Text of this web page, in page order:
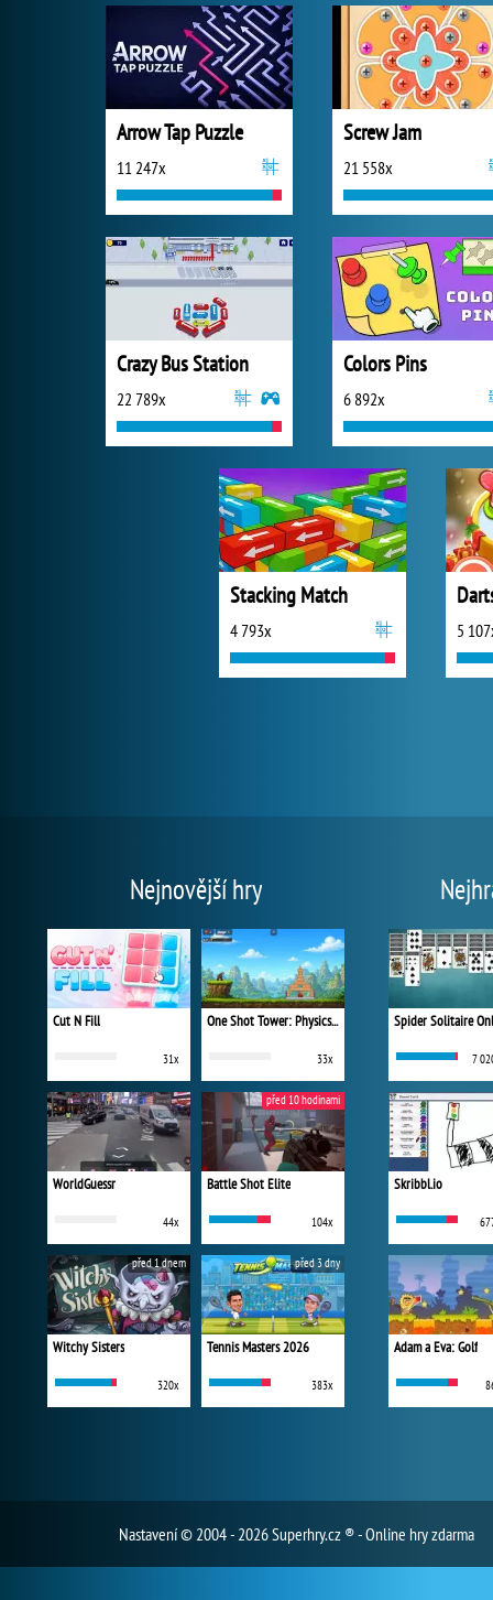
Arrow Tap Puzzle
11 247x
Screw Jam
21 558x
Crazy Bus Station
22 789x
Colors Pins
6 892x
Stacking Match
4 793x 5
Nejnovější hry
Cut N Fill
31x
One Shot Tower: Physics Destroyer
33x
WorldGuessr
44x
Battle Shot Elite
104x
před 10 hodinami
Witchy Sisters
320x
před 1 dnem
Tennis Masters 2026
383x
před 3 dny
Spider Solitaire
7
Skribbl.io
Adam a Eva: Golf
Nastavení© 2004 - 2026 Superhry.cz ® - Online hry zdarma